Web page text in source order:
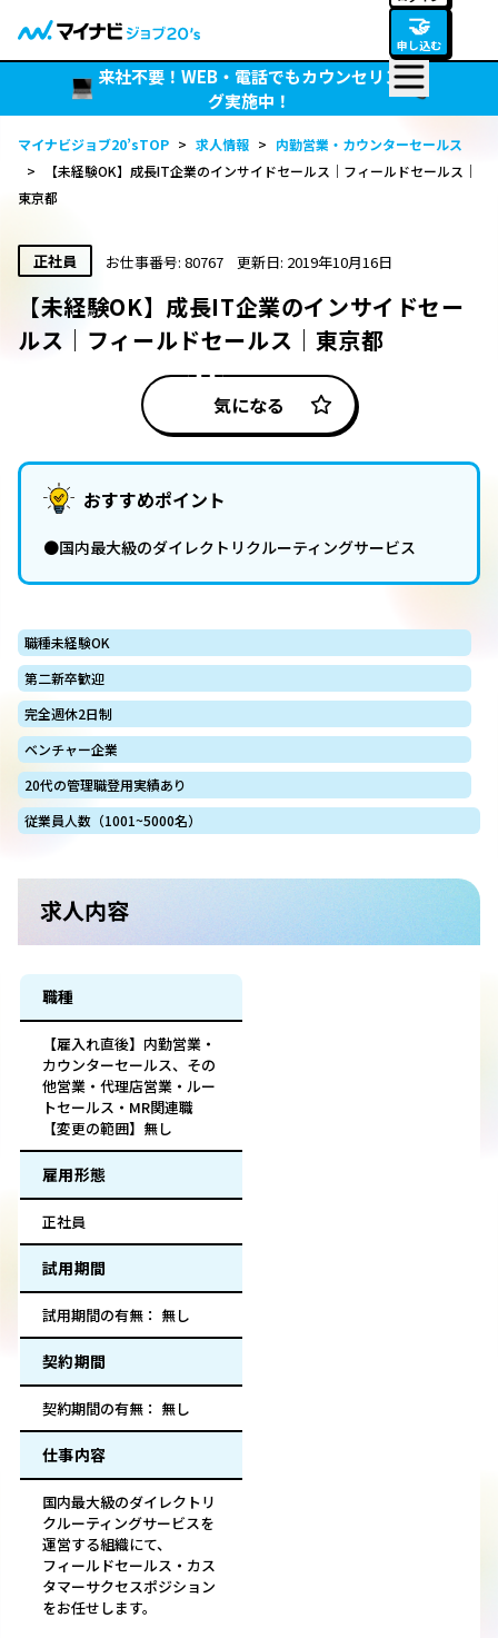
🤝
申し込む
来社不要！WEB・電話でもカウンセリン
グ実施中！
マイナビジョブ20’sTOP > 求人情報 > 内勤営業・カウンターセールス
>
【未経験OK】成長IT企業のインサイドセールス｜フィールドセールス｜
東京都
正社員 お仕事番号: 80767 更新日: 2019年10月16日
【未経験OK】成長IT企業のインサイドセー
ルス｜フィールドセールス｜東京都
気になる
おすすめポイント
●国内最大級のダイレクトリクルーティングサービス
職種未経験OK
第二新卒歓迎
完全週休2日制
ベンチャー企業
20代の管理職登用実績あり
従業員人数（1001~5000名）
求人内容
職種
【雇入れ直後】内勤営業・
カウンターセールス、その
他営業・代理店営業・ルー
トセールス・MR関連職
【変更の範囲】無し
雇用形態
正社員
試用期間
試用期間の有無： 無し
契約期間
契約期間の有無： 無し
仕事内容
国内最大級のダイレクトリ
クルーティングサービスを
運営する組織にて、
フィールドセールス・カス
タマーサクセスポジション
をお任せします。